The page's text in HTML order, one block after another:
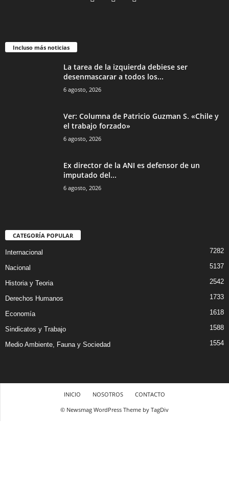
Incluso más noticias
La tarea de la izquierda debiese ser
desenmascarar a todos los...
6 agosto, 2026
Ver: Columna de Patricio Guzman S. «Chile y
el trabajo forzado»
6 agosto, 2026
Ex director de la ANI es defensor de un
imputado del...
6 agosto, 2026
CATEGORÍA POPULAR
Internacional 7282
Nacional 5137
Historia y Teoria 2542
Derechos Humanos 1733
Economía 1618
Sindicatos y Trabajo 1588
Medio Ambiente, Fauna y Sociedad 1554
INICIO NOSOTROS
CONTACTO
© Newsmag WordPress Theme by TagDiv